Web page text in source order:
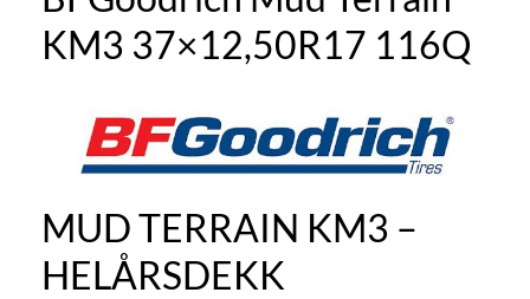
KM3 37×12,50R17 116Q
MUD TERRAIN KM3 –
HELÅRSDEKK